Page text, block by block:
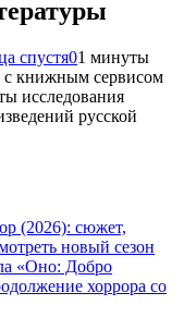
спустя01 минуты
книжным сервисом
исследования
русской
(2026): сюжет,
новый сезон
«Оно: Добро
хоррора со